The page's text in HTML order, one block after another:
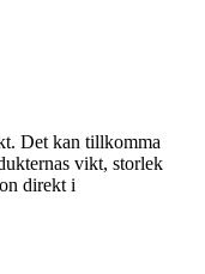
Det kan tillkomma
vikt, storlek
direkt i